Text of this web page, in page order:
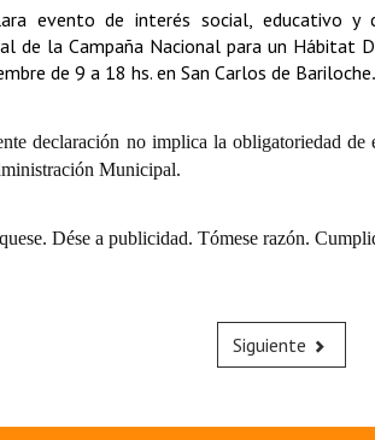
evento de interés social, educativo y
de la Campaña Nacional para un Hábitat
de 9 a 18 hs. en San Carlos de Bariloche
declaración no implica la obligatoriedad de
Municipal.
Dése a publicidad. Tómese razón.
Siguiente